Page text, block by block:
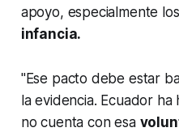
apoyo, especialmente
infancia.
"Ese pacto debe estar
la evidencia. Ecuador
no cuenta con esa